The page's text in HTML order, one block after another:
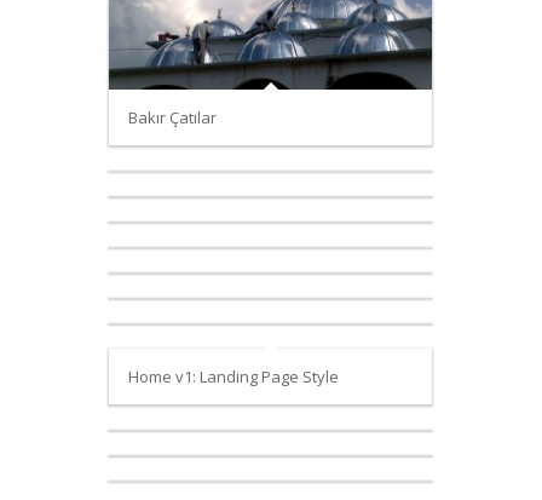
Bakır Çatılar
Home v1: Landing Page Style